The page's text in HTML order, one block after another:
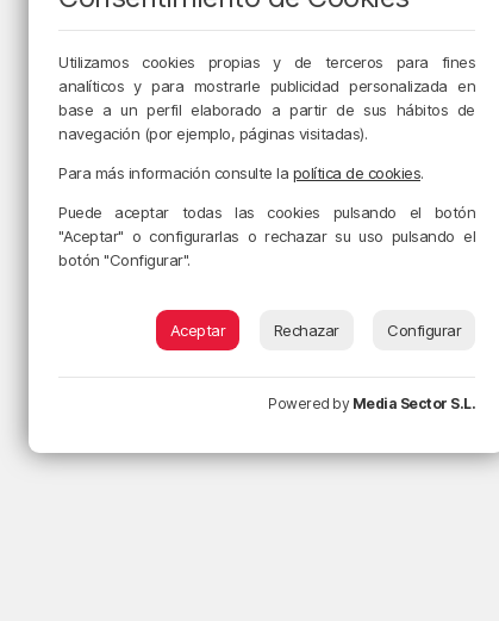
Utilizamos cookies propias y de terceros para fines
analíticos y para mostrarle publicidad personalizada en
base a un perfil elaborado a partir de sus hábitos de
navegación (por ejemplo, páginas visitadas).
Para más información consulte la política de cookies.
Puede aceptar todas las cookies pulsando el botón
"Aceptar" o configurarlas o rechazar su uso pulsando el
botón "Configurar".
Aceptar Rechazar Configurar
Powered by Media Sector S.L.